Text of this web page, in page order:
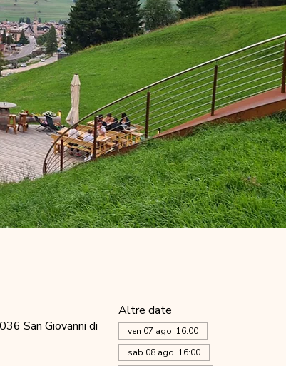
San Giovanni di
Altre date
ven 07 ago, 16:00
sab 08 ago, 16:00